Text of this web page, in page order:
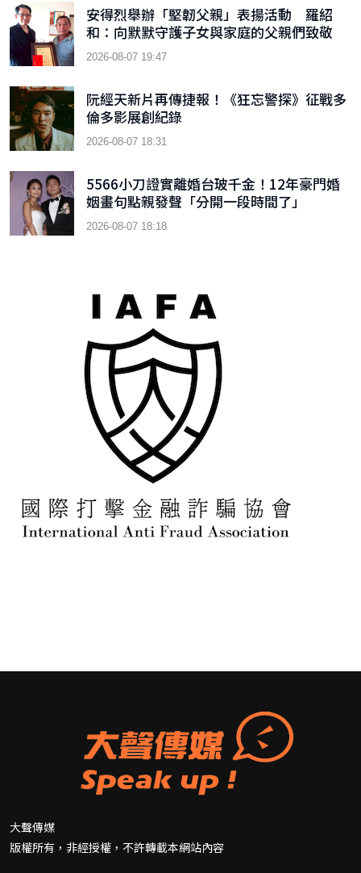
安得烈舉辦「堅韌父親」表揚活動 羅紹
和：向默默守護子女與家庭的父親們致敬
2026-08-07 19:47
阮經天新片再傳捷報！《狂忘警探》征戰多
倫多影展創紀錄
2026-08-07 18:31
5566小刀證實離婚台玻千金！12年豪門婚
姻畫句點親發聲「分開一段時間了」
2026-08-07 18:18
大聲傳媒
版權所有，非經授權，不許轉載本網站內容